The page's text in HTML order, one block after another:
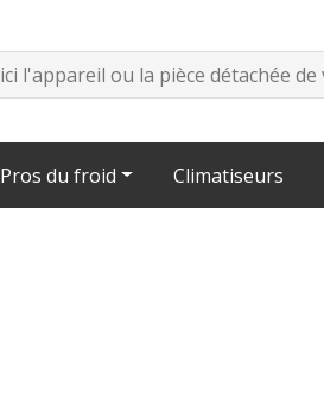
Pros du froid Climatiseurs